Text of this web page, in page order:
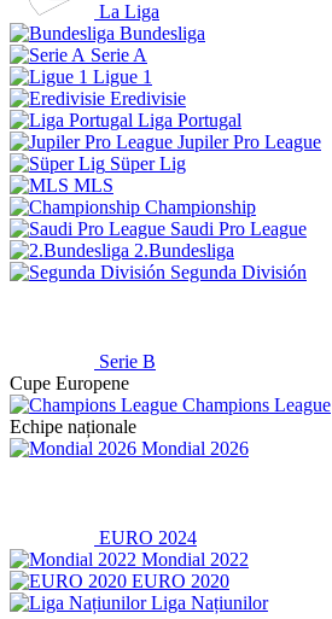
La Liga
Bundesliga
Serie A
Ligue 1
Eredivisie
Liga Portugal
Jupiler Pro League
Süper Lig
MLS
Championship
Saudi Pro League
2.Bundesliga
Segunda División
Serie B
Cupe Europene
Champions League
Echipe naționale
Mondial 2026
EURO 2024
Mondial 2022
EURO 2020
Liga Națiunilor